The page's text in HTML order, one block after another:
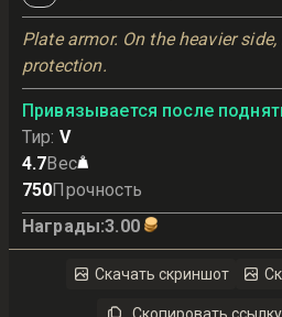
Plate armor. On the heavier
protection.
Привязывается после
Тир: V
4.7Вес
750Прочность
Награды:3.00
Скачать скриншот